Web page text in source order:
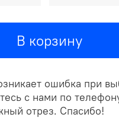
В корзину
ошибка при
с нами по
отрез. Спасибо!